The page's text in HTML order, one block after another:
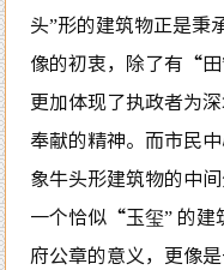
头”形的建筑物正是
像的初衷，除了有“田
更加体现了执政者为
奉献的精神。而市民
象牛头形建筑物的中
一个恰似“玉玺” 的建
府公章的意义，更像